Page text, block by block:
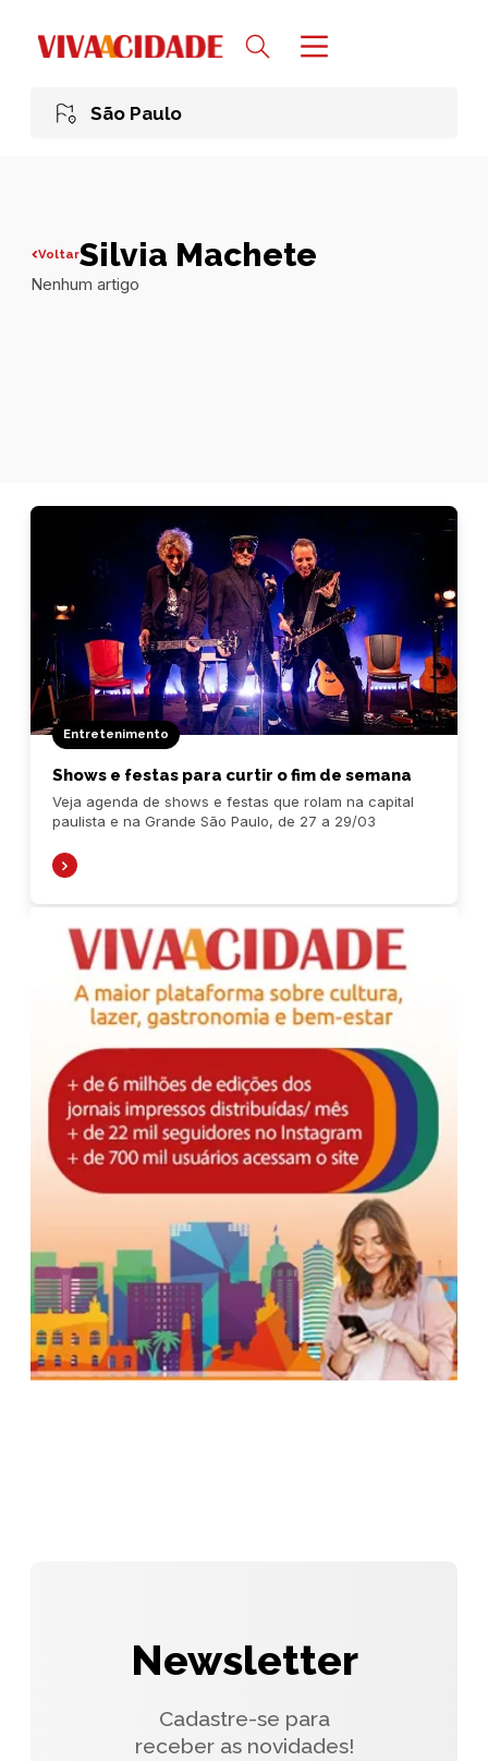
São Paulo
VoltarSilvia Machete
Nenhum artigo
Entretenimento
Shows e festas para curtir o fim de semana
Veja agenda de shows e festas que rolam na capital
paulista e na Grande São Paulo, de 27 a 29/03
Newsletter
Cadastre-se para
receber as novidades!